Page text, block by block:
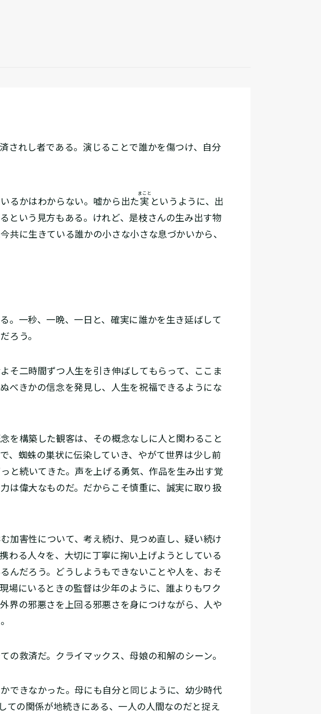
されし者である。演じることで誰かを傷つけ、自分
るかはわからない。嘘から出た実
まこと
というように、出
という見方もある。けれど、是枝さんの生み出す物
共に生きている誰かの小さな小さな息づかいから、
。一秒、一晩、一日と、確実に誰かを生き延ばして
ろう。
そ二時間ずつ人生を引き伸ばしてもらって、ここま
べきかの信念を発見し、人生を祝福できるようにな
を構築した観客は、その概念なしに人と関わること
、蜘蛛の巣状に伝染していき、やがて世界は少し前
と続いてきた。声を上げる勇気、作品を生み出す覚
は偉大なものだ。だからこそ慎重に、誠実に取り扱
む加害性について、考え続け、見つめ直し、疑い続け
わる人々を、大切に丁寧に掬い上げようとしている
んだろう。どうしようもできないことや人を、おそ
場にいるときの監督は少年のように、誰よりもワク
界の邪悪さを上回る邪悪さを身につけながら、人や
救済だ。クライマックス、母娘の和解のシーン。
できなかった。母にも自分と同じように、幼少時代
ての関係が地続きにある、一人の人間なのだと捉え